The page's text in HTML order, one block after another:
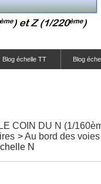
Blog échelle TT Blog
LE COIN DU N (1/
>Au bord des voies
N